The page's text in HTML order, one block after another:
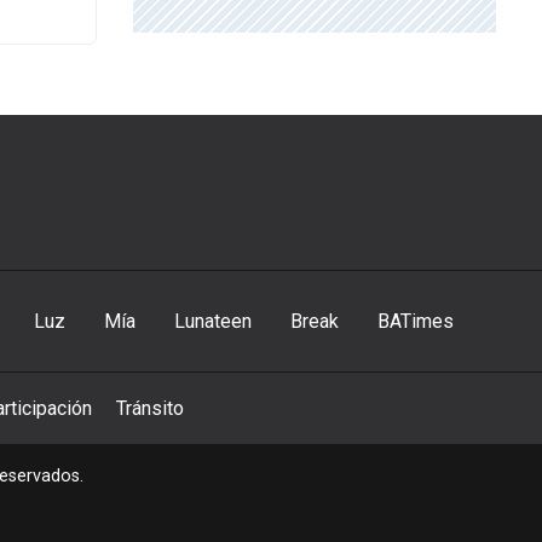
Luz Mía Lunateen Break BATimes
Tránsito